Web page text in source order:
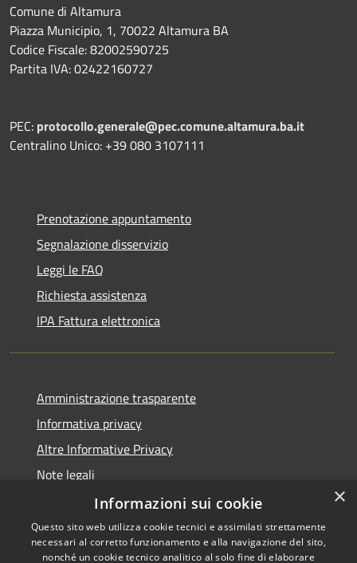
Comune di Altamura
Piazza Municipio, 1, 70022 Altamura BA
Codice Fiscale: 82002590725
Partita IVA: 02422160727
PEC: protocollo.generale@pec.comune.altamura.ba.it
Centralino Unico: +39 080 3107111
Prenotazione appuntamento
Segnalazione disservizio
Leggi le FAQ
Richiesta assistenza
IPA Fattura elettronica
Amministrazione trasparente
Informativa privacy
Altre Informative Privacy
Note legali
Dichiarazione di accessibilità
×
Informazioni sui cookie
Questo sito web utilizza cookie tecnici e assimilati strettamente
necessari al corretto funzionamento e alla navigazione del sito,
nonché un cookie tecnico analitico al solo fine di elaborare